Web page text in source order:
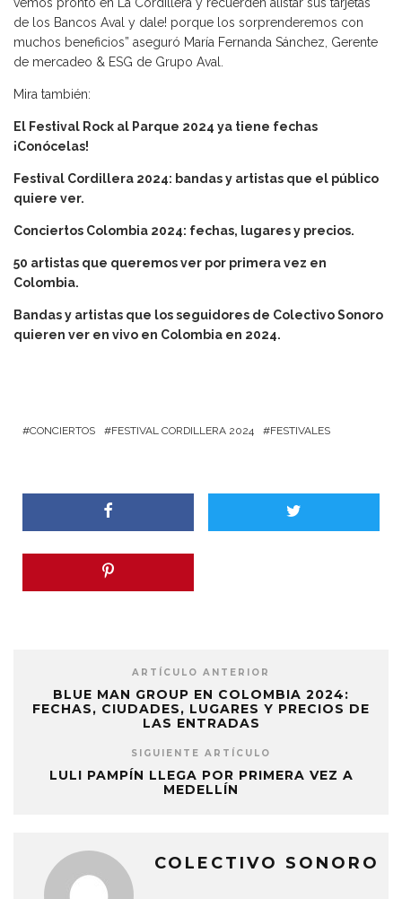
de los Bancos Aval y dale! porque los sorprenderemos con
muchos beneficios” aseguró María Fernanda Sánchez, Gerente
de mercadeo & ESG de Grupo Aval.
Mira también:
El Festival Rock al Parque 2024 ya tiene fechas
¡Conócelas!
Festival Cordillera 2024: bandas y artistas que el público
quiere ver.
Conciertos Colombia 2024: fechas, lugares y precios.
50 artistas que queremos ver por primera vez en
Colombia.
Bandas y artistas que los seguidores de Colectivo Sonoro
quieren ver en vivo en Colombia en 2024.
CONCIERTOS FESTIVAL CORDILLERA 2024 FESTIVALES
ARTÍCULO ANTERIOR
BLUE MAN GROUP EN COLOMBIA 2024:
FECHAS, CIUDADES, LUGARES Y PRECIOS DE
LAS ENTRADAS
SIGUIENTE ARTÍCULO
LULI PAMPÍN LLEGA POR PRIMERA VEZ A
MEDELLÍN
COLECTIVO SONORO